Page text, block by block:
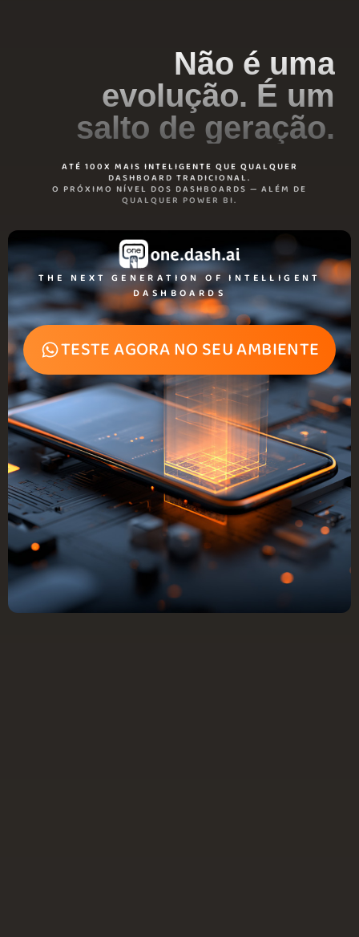
Não é uma
evolução. É um
salto de geração.
ATÉ 100X MAIS INTELIGENTE QUE QUALQUER
DASHBOARD TRADICIONAL.
O PRÓXIMO NÍVEL DOS DASHBOARDS — ALÉM DE
QUALQUER POWER BI.
THE NEXT GENERATION OF INTELLIGENT
DASHBOARDS
TESTE AGORA NO SEU AMBIENTE